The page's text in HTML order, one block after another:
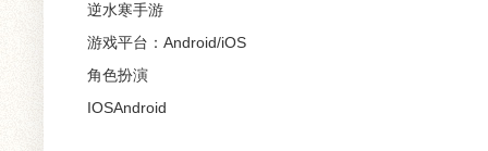
逆水寒手游
游戏平台：Android/iOS
角色扮演
IOSAndroid